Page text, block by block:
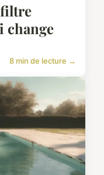
change
8 min de lecture →